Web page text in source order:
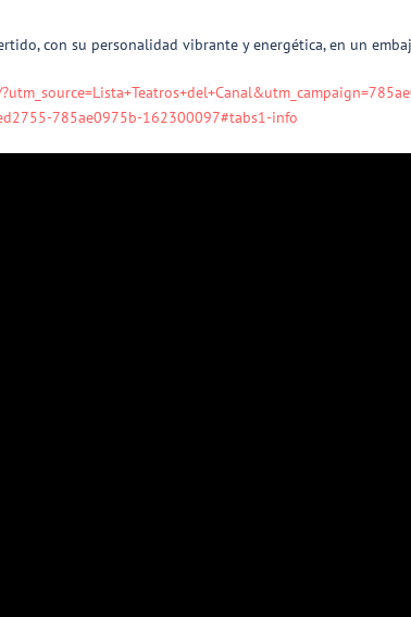
con su personalidad vibrante y energética, en un
785ae0975b-162300097#tabs1-info